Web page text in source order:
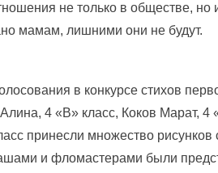
не только в обществе,
мамам, лишними они не будут.
в конкурсе стихов
4 «В» класс, Коков Марат, 4
принесли множество
и фломастерами были